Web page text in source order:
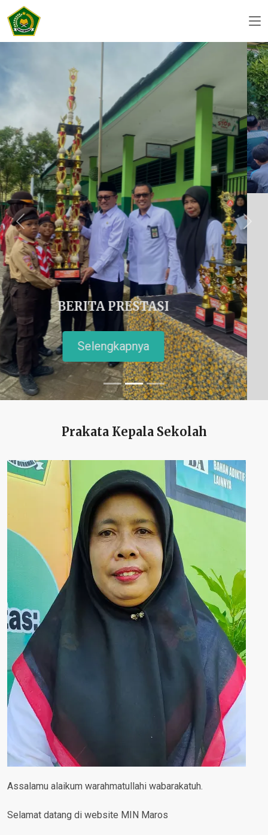
KEGIATAN MADRASAH
t6sssgfsjhagSHJG
Selengkapnya
Previous Next
Prakata Kepala Sekolah
Assalamu alaikum warahmatullahi wabarakatuh.
Selamat datang di website MIN Maros